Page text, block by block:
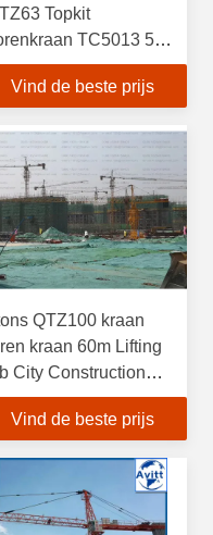
Topkit
TC5013 5T
Vrijstaande
35m
Vind de beste prijs
QTZ100 kraan
kraan 60m Lifting
City Construction
voor Rusland
Vind de beste prijs